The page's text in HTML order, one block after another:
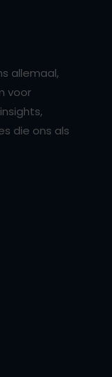
allemaal,
voor
die ons als